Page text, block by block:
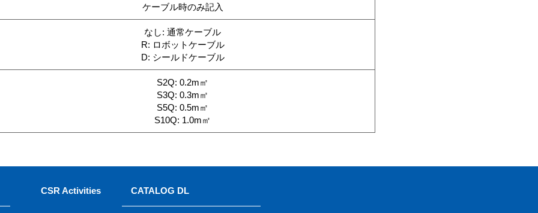
ケーブル時のみ記入
なし: 通常ケーブル
R: ロボットケーブル
D: シールドケーブル
S2Q: 0.2m㎡
S3Q: 0.3m㎡
S5Q: 0.5m㎡
S10Q: 1.0m㎡
CSR Activities CATALOG DL